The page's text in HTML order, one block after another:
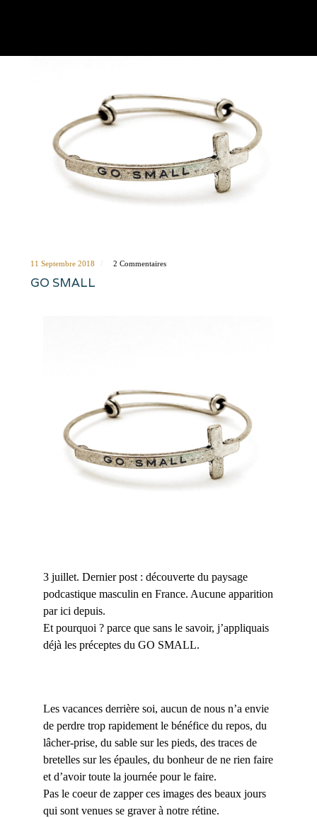
11 Septembre 2018 2 Commentaires
GO SMALL
3 juillet. Dernier post : découverte du paysage
podcastique masculin en France. Aucune apparition
par ici depuis.
Et pourquoi ? parce que sans le savoir, j’appliquais
déjà les préceptes du GO SMALL.
Les vacances derrière soi, aucun de nous n’a envie
de perdre trop rapidement le bénéfice du repos, du
lâcher-prise, du sable sur les pieds, des traces de
bretelles sur les épaules, du bonheur de ne rien faire
et d’avoir toute la journée pour le faire.
Pas le coeur de zapper ces images des beaux jours
qui sont venues se graver à notre rétine.